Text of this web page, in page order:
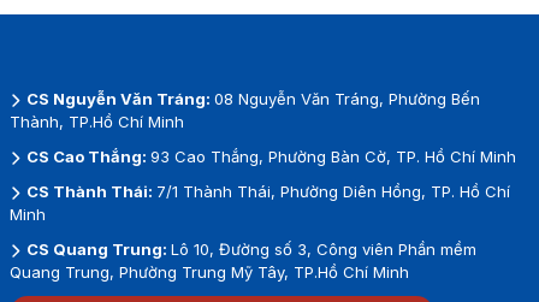
CS Nguyễn Văn Tráng: 08 Nguyễn Văn Tráng, Phường Bến
Thành, TP.Hồ Chí Minh
CS Cao Thắng: 93 Cao Thắng, Phường Bàn Cờ, TP. Hồ Chí Minh
CS Thành Thái: 7/1 Thành Thái, Phường Diên Hồng, TP. Hồ Chí
Minh
CS Quang Trung: Lô 10, Đường số 3, Công viên Phần mềm
Quang Trung, Phường Trung Mỹ Tây, TP.Hồ Chí Minh